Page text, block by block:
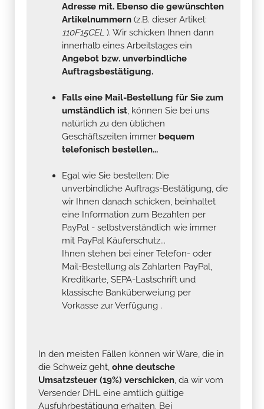
Adresse mit. Ebenso die gewünschten
Artikelnummern (z.B. dieser Artikel:
110F15CEL ). Wir schicken Ihnen dann
innerhalb eines Arbeitstages ein
Angebot bzw. unverbindliche
Auftragsbestätigung.
Falls eine Mail-Bestellung für Sie zum
umständlich ist, können Sie bei uns
natürlich zu den üblichen
Geschäftszeiten immer bequem
telefonisch bestellen...
Egal wie Sie bestellen: Die
unverbindliche Auftrags-Bestätigung, die
wir Ihnen danach schicken, beinhaltet
eine Information zum Bezahlen per
PayPal - selbstverständlich wie immer
mit PayPal Käuferschutz...
Ihnen stehen bei einer Telefon- oder
Mail-Bestellung als Zahlarten PayPal,
Kreditkarte, SEPA-Lastschrift und
klassische Banküberweiung per
Vorkasse zur Verfügung .
In den meisten Fällen können wir Ware, die in
die Schweiz geht, ohne deutsche
Umsatzsteuer (19%) verschicken, da wir vom
Versender DHL eine amtlich gültige
Ausfuhrbestätigung erhalten. Bei